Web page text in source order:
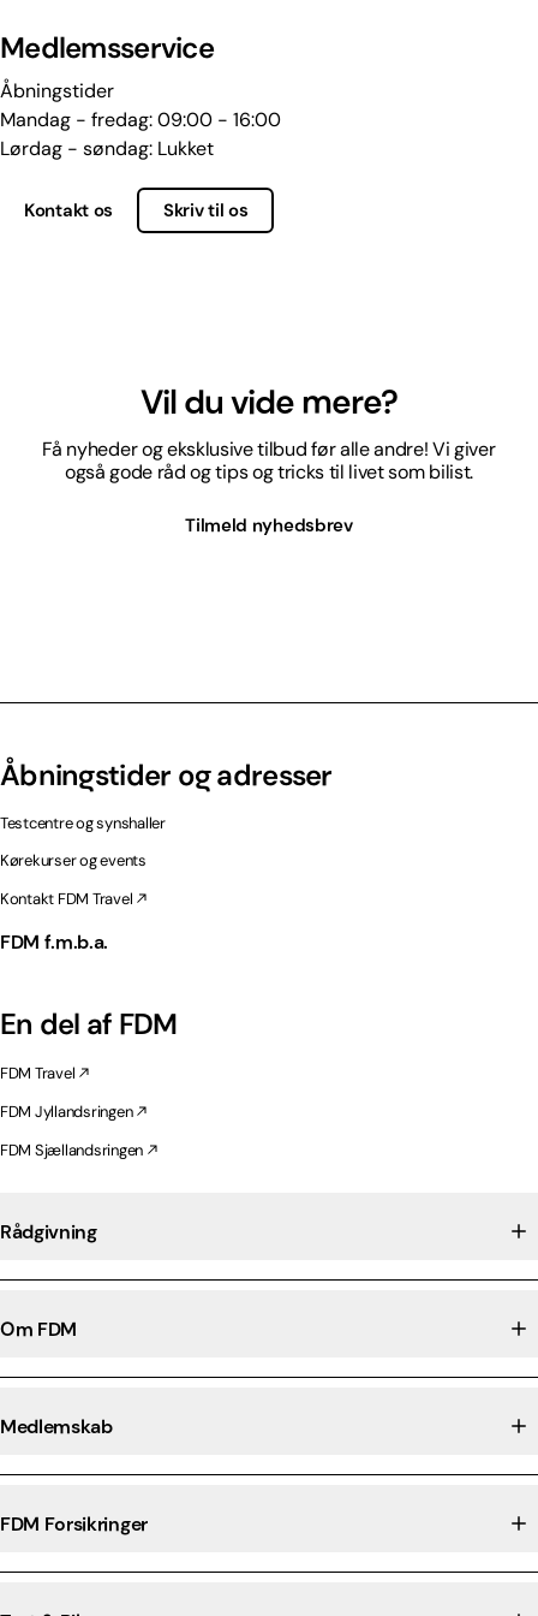
Medlemsservice
Åbningstider
Mandag - fredag: 09:00 - 16:00
Lørdag - søndag: Lukket
Kontakt os Skriv til os
Vil du vide mere?
Få nyheder og eksklusive tilbud før alle andre! Vi giver
også gode råd og tips og tricks til livet som bilist.
Tilmeld nyhedsbrev
Åbningstider og adresser
Testcentre og synshaller
Kørekurser og events
Kontakt FDM Travel
FDM f.m.b.a.
En del af FDM
FDM Travel
FDM Jyllandsringen
FDM Sjællandsringen
Rådgivning
Om FDM
Medlemskab
FDM Forsikringer